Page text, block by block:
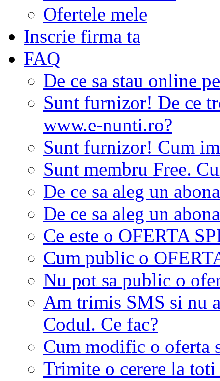
Ofertele mele
Inscrie firma ta
FAQ
De ce sa stau online
Sunt furnizor! De ce
www.e-nunti.ro?
Sunt furnizor! Cum
Sunt membru Free.
De ce sa aleg un
De ce sa aleg un
Ce este o OFERTA
Cum public o
Nu pot sa public o
Am trimis SMS si nu
Codul. Ce fac?
Cum modific o oferta
Trimite o cerere la